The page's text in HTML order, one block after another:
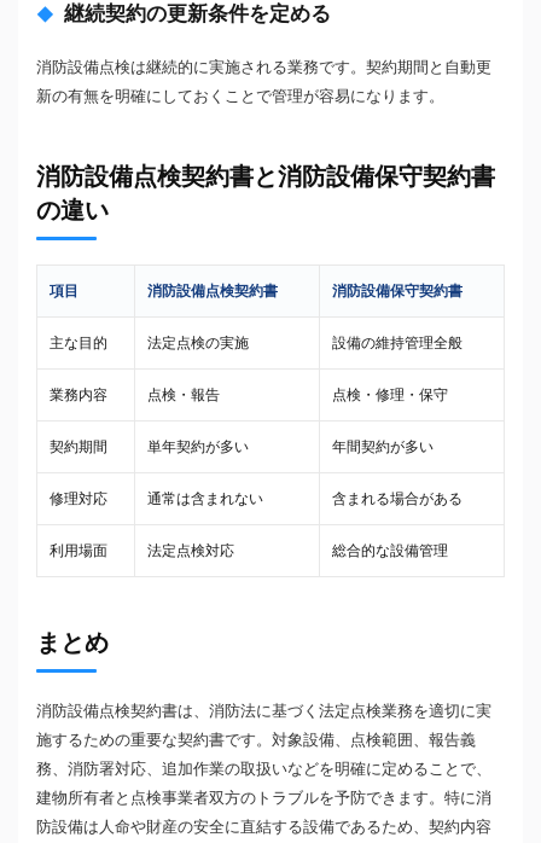
継続契約の更新条件を定める
消防設備点検は継続的に実施される業務です。契約期間と自動更
新の有無を明確にしておくことで管理が容易になります。
消防設備点検契約書と消防設備保守契約書
の違い
項目 消防設備点検契約書 消防設備保守契約書
主な目的 法定点検の実施 設備の維持管理全般
業務内容 点検・報告 点検・修理・保守
契約期間 単年契約が多い 年間契約が多い
修理対応 通常は含まれない 含まれる場合がある
利用場面 法定点検対応 総合的な設備管理
まとめ
消防設備点検契約書は、消防法に基づく法定点検業務を適切に実
施するための重要な契約書です。対象設備、点検範囲、報告義
務、消防署対応、追加作業の取扱いなどを明確に定めることで、
建物所有者と点検事業者双方のトラブルを予防できます。特に消
防設備は人命や財産の安全に直結する設備であるため、契約内容